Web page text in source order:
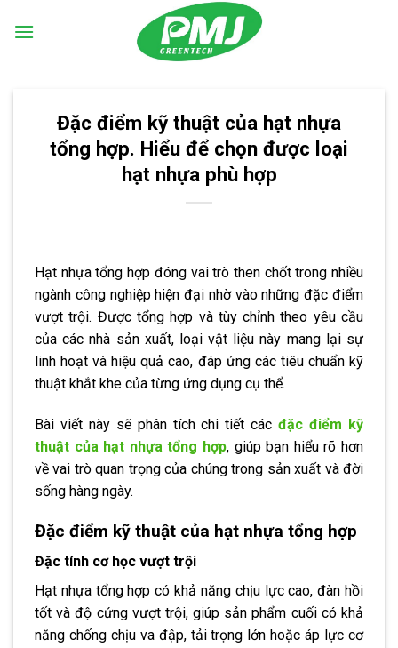
Đặc điểm kỹ thuật của hạt nhựa
tổng hợp. Hiểu để chọn được loại
hạt nhựa phù hợp
Hạt nhựa tổng hợp đóng vai trò then chốt trong nhiều
ngành công nghiệp hiện đại nhờ vào những đặc điểm
vượt trội. Được tổng hợp và tùy chỉnh theo yêu cầu
của các nhà sản xuất, loại vật liệu này mang lại sự
linh hoạt và hiệu quả cao, đáp ứng các tiêu chuẩn kỹ
thuật khắt khe của từng ứng dụng cụ thể.
Bài viết này sẽ phân tích chi tiết cácđặc điểm kỹ
thuật của hạt nhựa tổng hợp, giúp bạn hiểu rõ hơn
về vai trò quan trọng của chúng trong sản xuất và đời
sống hàng ngày.
Đặc điểm kỹ thuật của hạt nhựa tổng hợp
Đặc tính cơ học vượt trội
Hạt nhựa tổng hợp có khả năng chịu lực cao, đàn hồi
tốt và độ cứng vượt trội, giúp sản phẩm cuối có khả
năng chống chịu va đập, tải trọng lớn hoặc áp lực cơ